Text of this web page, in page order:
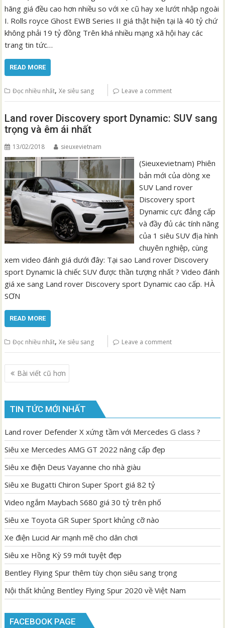
hãng giá đều cao hơn nhiều so với xe cũ hay xe lướt nhập ngoài
I. Rolls royce Ghost EWB Series II giá thật hiện tại là 40 tỷ chứ
không phải 19 tỷ đồng Trên khá nhiều mạng xã hội hay các
trang tin tức…
READ MORE
Đọc nhiều nhất,Xe siêu sang Leave a comment
Land rover Discovery sport Dynamic: SUV sang
trọng và êm ái nhất
13/02/2018 sieuxevietnam
(Sieuxevietnam) Phiên
bản mới của dòng xe
SUV Land rover
Discovery sport
Dynamic cực đẳng cấp
và đầy đủ các tính năng
của 1 siêu SUV địa hình
chuyên nghiệp, cùng
xem video đánh giá dưới đây: Tại sao Land rover Discovery
sport Dynamic là chiếc SUV được thần tượng nhất ? Video đánh
giá xe sang Land rover Discovery sport Dynamic cao cấp. HÀ
SƠN
READ MORE
Đọc nhiều nhất,Xe siêu sang Leave a comment
Điều
hướng
viết
Bài viết cũ hơn
TIN TỨC MỚI NHẤT
Land rover Defender X xứng tầm với Mercedes G class ?
Siêu xe Mercedes AMG GT 2022 nâng cấp đẹp
Siêu xe điện Deus Vayanne cho nhà giàu
Siêu xe Bugatti Chiron Super Sport giá 82 tỷ
Video ngắm Maybach S680 giá 30 tỷ trên phố
Siêu xe Toyota GR Super Sport khủng cỡ nào
Xe điện Lucid Air mạnh mẽ cho dân chơi
Siêu xe Hồng Kỳ S9 mới tuyệt đẹp
Bentley Flying Spur thêm tùy chọn siêu sang trọng
Nội thất khủng Bentley Flying Spur 2020 về Việt Nam
FACEBOOK PAGE